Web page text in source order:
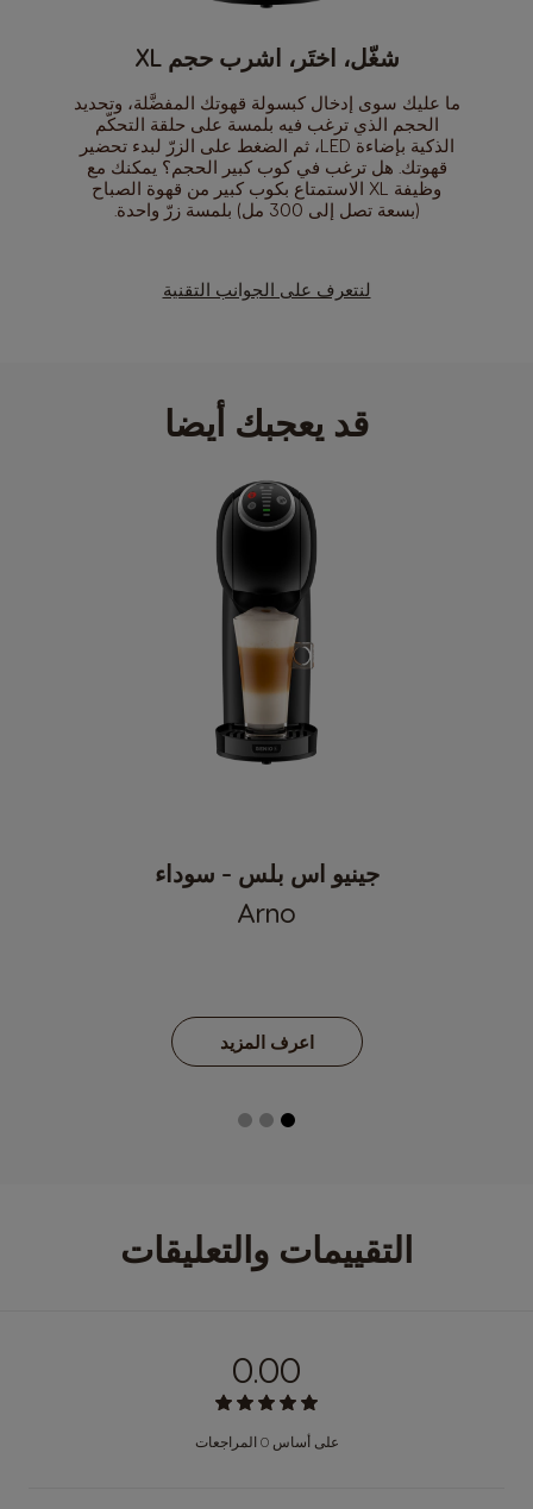
شغّل، اختَر، اشرب حجم XL
ما عليك سوى إدخال كبسولة قهوتك المفضَّلة، وتحديد
الحجم الذي ترغب فيه بلمسة على حلقة التحكّم
الذكية بإضاءة LED، ثم الضغط على الزرّ لبدء تحضير
قهوتك. هل ترغب في كوب كبير الحجم؟ يمكنك مع
وظيفة XL الاستمتاع بكوب كبير من قهوة الصباح
(بسعة تصل إلى 300 مل) بلمسة زرّ واحدة.
لنتعرف على الجوانب التقنية
قد يعجبك أيضا
جينيو اس بلس - سوداء
Arno
اعرف المزيد
التقييمات والتعليقات
0.00
على أساس 0 المراجعات